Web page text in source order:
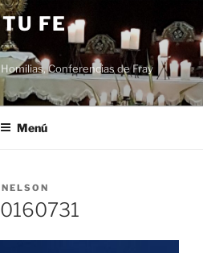
FE
Conferencias de Fray
Menú